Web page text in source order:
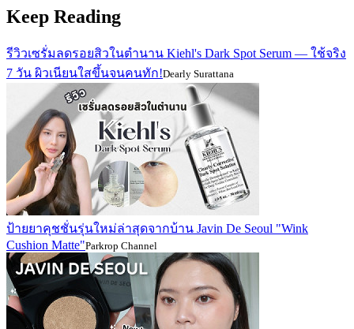
Keep Reading
รีวิวเซรั่มลดรอยสิวในตำนาน Kiehl's Dark Spot Serum — ใช้จริง
7 วัน ผิวเนียนใสขึ้นจนคนทัก!Dearly Surattana
ป้ายยาคุชชั่นรุ่นใหม่ล่าสุดจากบ้าน Javin De Seoul "Wink
Cushion Matte"Parkrop Channel